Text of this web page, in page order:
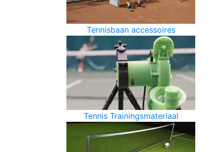
Tennisbaan accessoires
Tennis Trainingsmateriaal